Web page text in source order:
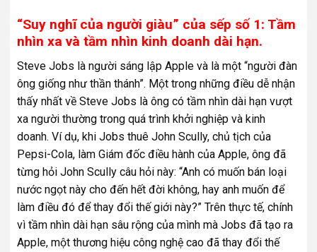
“Suy nghĩ của người giàu” của sếp số 1: Tầm
nhìn xa và tầm nhìn kinh doanh dài hạn.
Steve Jobs là người sáng lập Apple và là một “người đàn
ông giống như thần thánh”. Một trong những điều dễ nhận
thấy nhất về Steve Jobs là ông có tầm nhìn dài hạn vượt
xa người thường trong quá trình khởi nghiệp và kinh
doanh. Ví dụ, khi Jobs thuê John Scully, chủ tịch của
Pepsi-Cola, làm Giám đốc điều hành của Apple, ông đã
từng hỏi John Scully câu hỏi này: “Anh có muốn bán loại
nước ngọt này cho đến hết đời không, hay anh muốn để
làm điều đó để thay đổi thế giới này?” Trên thực tế, chính
vì tầm nhìn dài hạn sâu rộng của mình mà Jobs đã tạo ra
Apple, một thương hiệu công nghệ cao đã thay đổi thế